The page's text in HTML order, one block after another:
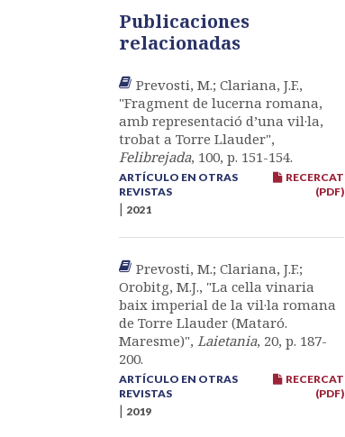
Publicaciones
relacionadas
Prevosti, M.; Clariana, J.F.,
"Fragment de lucerna romana,
amb representació d’una vil·la,
trobat a Torre Llauder",
Felibrejada, 100, p. 151-154.
RECERCAT
(PDF)
ARTÍCULO EN OTRAS
REVISTAS
| 2021
Prevosti, M.; Clariana, J.F.;
Orobitg, M.J., "La cella vinaria
baix imperial de la vil·la romana
de Torre Llauder (Mataró.
Maresme)", Laietania, 20, p. 187-
200.
RECERCAT
(PDF)
ARTÍCULO EN OTRAS
REVISTAS
| 2019